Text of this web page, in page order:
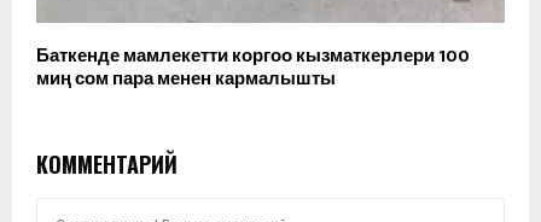
Баткенде мамлекетти коргоо кызматкерлери 100
миң сом пара менен кармалышты
КОММЕНТАРИЙ